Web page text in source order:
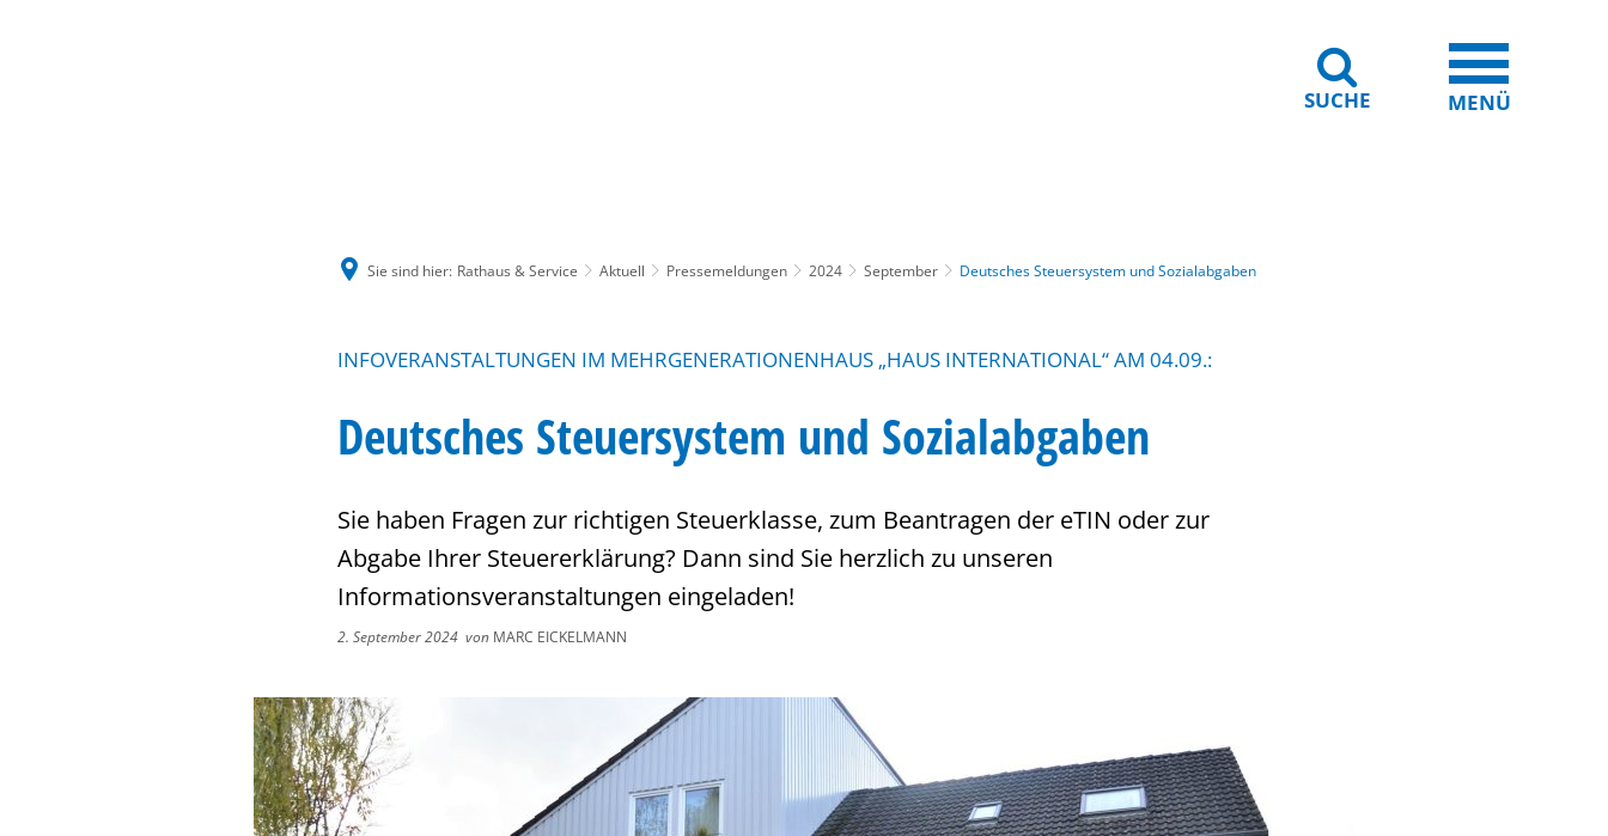
SUCHE MENÜ
Sie sind hier: Rathaus & Service Aktuell Pressemeldungen 2024 September Deutsches Steuersystem und Sozialabgaben
INFOVERANSTALTUNGEN IM MEHRGENERATIONENHAUS „HAUS INTERNATIONAL“ AM 04.09.:
Deutsches Steuersystem und Sozialabgaben
Sie haben Fragen zur richtigen Steuerklasse, zum Beantragen der eTIN oder zur
Abgabe Ihrer Steuererklärung? Dann sind Sie herzlich zu unseren
Informationsveranstaltungen eingeladen!
2. September 2024 von MARC EICKELMANN